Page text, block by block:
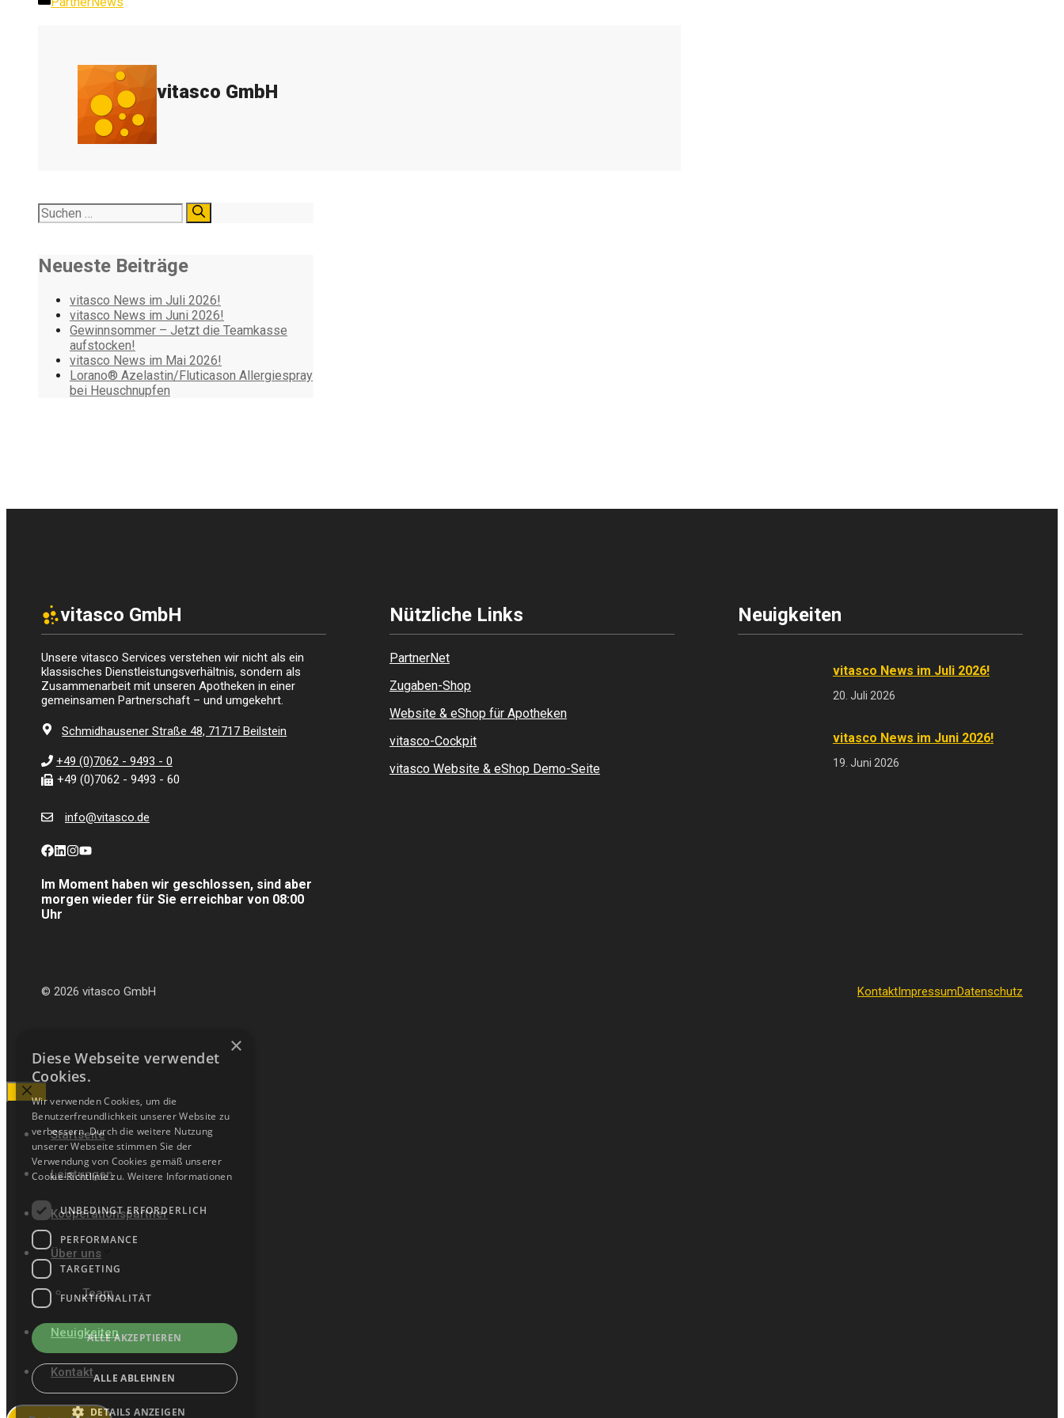
vitasco GmbH
Suchen
nach:
Neueste Beiträge
vitasco News im Juli 2026!
vitasco News im Juni 2026!
Gewinnsommer – Jetzt die Teamkasse
aufstocken!
vitasco News im Mai 2026!
Lorano® Azelastin/Fluticason Allergiespray
bei Heuschnupfen
vitasco GmbH
Unsere vitasco Services verstehen wir nicht als ein
klassisches Dienstleistungsverhältnis, sondern als
Zusammenarbeit mit unseren Apotheken in einer
gemeinsamen Partnerschaft – und umgekehrt.
Schmidhausener Straße 48, 71717 Beilstein
+49 (0)7062 - 9493 - 0
+49 (0)7062 - 9493 - 60
info@vitasco.de
Im Moment haben wir geschlossen, sind aber
morgen wieder für Sie erreichbar von 08:00
Uhr
Nützliche Links
PartnerNet
Zugaben-Shop
Website & eShop für Apotheken
vitasco-Cockpit
vitasco Website & eShop Demo-Seite
Neuigkeiten
vitasco News im Juli 2026!
20. Juli 2026
vitasco News im Juni 2026!
19. Juni 2026
© 2026 vitasco GmbH Kontakt ImpressumDatenschutz
Close
Startseite
Leistungen
Kooperationspartner
Über uns
Team
Neuigkeiten
Kontakt
×
Diese Webseite verwendet
Cookies.
Wir verwenden Cookies, um die
Benutzerfreundlichkeit unserer Website zu
verbessern. Durch die weitere Nutzung
unserer Webseite stimmen Sie der
Verwendung von Cookies gemäß unserer
Cookie-Richtlinie zu. Weitere Informationen
UNBEDINGT ERFORDERLICH
PERFORMANCE
TARGETING
FUNKTIONALITÄT
ALLE AKZEPTIEREN
ALLE ABLEHNEN
DETAILS ANZEIGEN